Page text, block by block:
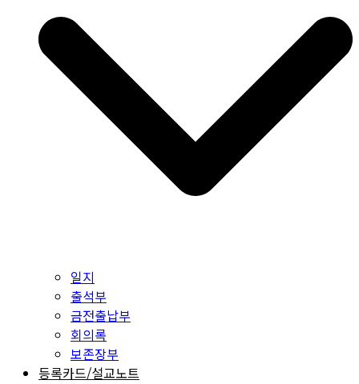
일지
출석부
금전출납부
회의록
보존장부
등록카드/설교노트